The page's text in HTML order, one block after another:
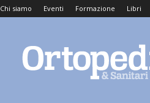
Chi siamo Eventi Formazione Libri
e
Sanitari